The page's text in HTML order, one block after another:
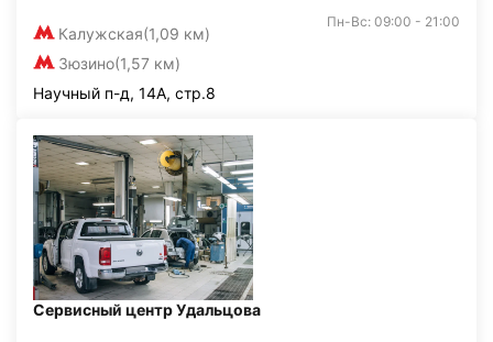
Калужская(1,09 км)
Зюзино(1,57 км)
Пн-Вс: 09:00 - 21:00
Научный п-д, 14А, стр.8
Сервисный центр Удальцова